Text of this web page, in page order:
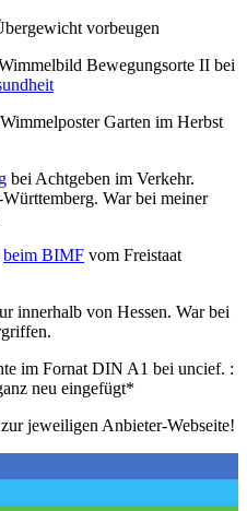
vorbeugen
Bewegungsorte II bei
Garten im Herbst
bei Achtgeben im Verkehr.
War bei meiner
beim BIMF vom Freistaat
innerhalb von Hessen. War bei
im Fornat DIN A1 bei uncief. :
neu eingefügt*
jeweiligen Anbieter-Webseite!